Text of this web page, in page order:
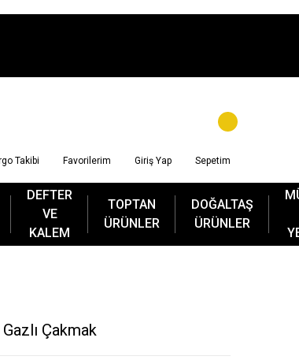
Takibi Favorilerim Giriş Yap Sepetim
DEFTER
VE
KALEM
TOPTAN
ÜRÜNLER
DOĞALTAŞ
ÜRÜNLER
Çakmak